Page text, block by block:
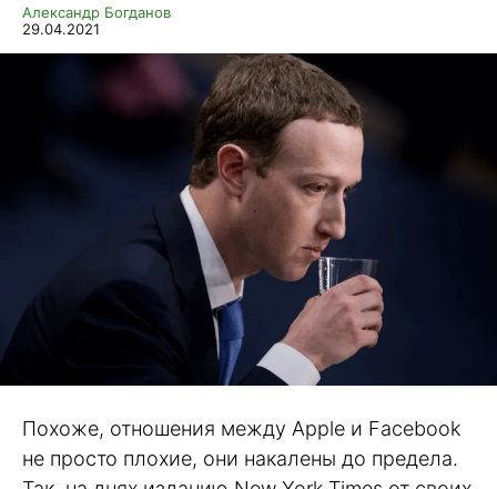
Александр Богданов
29.04.2021
Похоже, отношения между Apple и Facebook
не просто плохие, они накалены до предела.